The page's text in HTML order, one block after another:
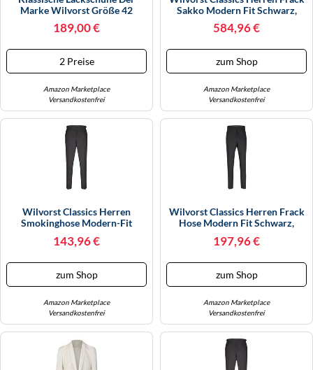
Marke Wilvorst Größe 42
189,00 €
2 Preise
Amazon Marketplace
Versandkostenfrei
Sakko Modern Fit Schwarz,
Bekleidungsgröße: 50
584,96 €
zum Shop
Amazon Marketplace
Versandkostenfrei
Wilvorst Classics Herren
Smokinghose Modern-Fit
143,96 €
zum Shop
Amazon Marketplace
Versandkostenfrei
Wilvorst Classics Herren Frack
Hose Modern Fit Schwarz,
197,96 €
zum Shop
Amazon Marketplace
Versandkostenfrei